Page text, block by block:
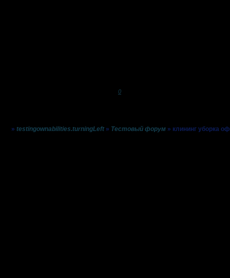
0
»testingownabilities.turningLeft » Тестовый форум » клининг уборка